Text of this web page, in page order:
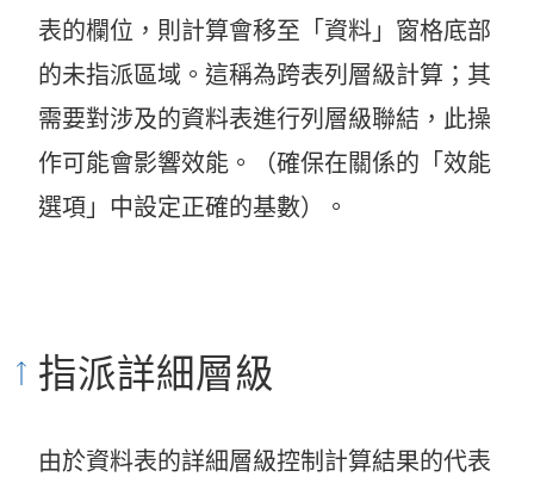
表的欄位，則計算會移至「資料」窗格底部
的未指派區域。這稱為跨表列層級計算；其
需要對涉及的資料表進行列層級聯結，此操
作可能會影響效能。（確保在關係的「效能
選項」中設定正確的基數）。
指派詳細層級
由於資料表的詳細層級控制計算結果的代表